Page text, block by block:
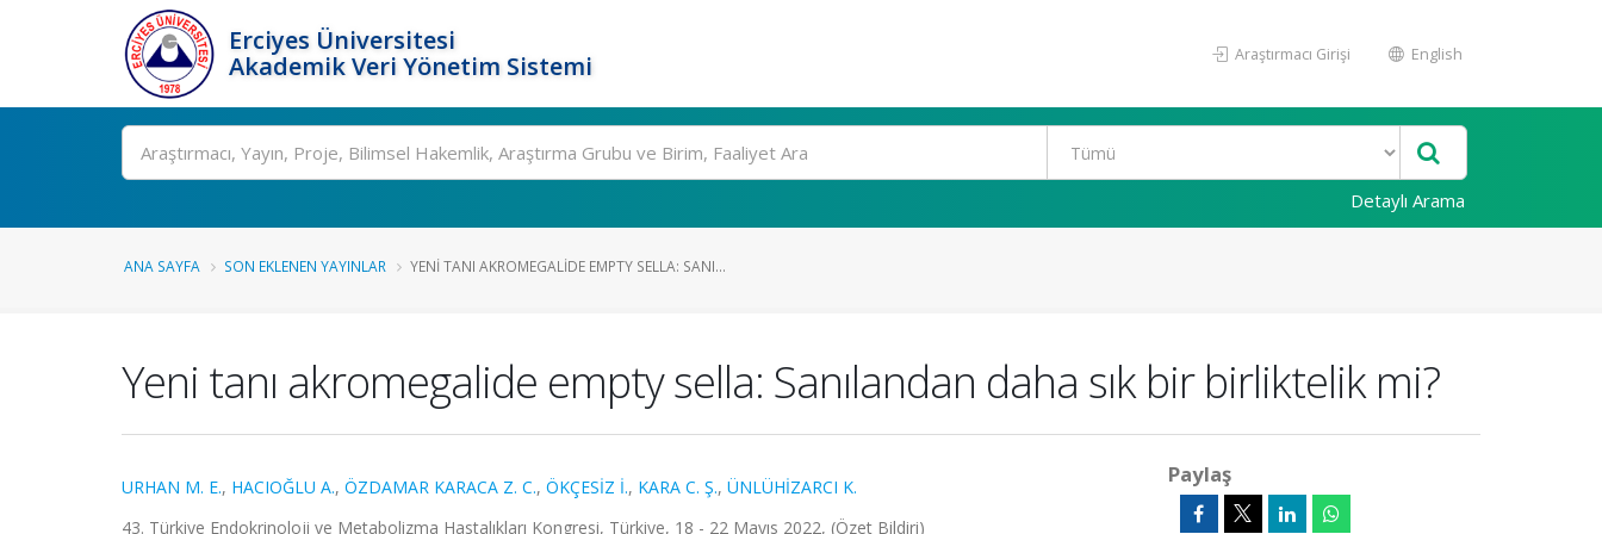
Erciyes Üniversitesi
Akademik Veri Yönetim Sistemi
Araştırmacı Girişi English
Ara
Detaylı Arama
ANA SAYFA SON EKLENEN YAYINLAR YENI TANI AKROMEGALIDE EMPTY SELLA: SANI...
Yeni tanı akromegalide empty sella: Sanılandan daha sık bir birliktelik mi?
URHAN M. E., HACIOĞLU A., ÖZDAMAR KARACA Z. C., ÖKÇESİZ İ., KARA C. Ş., ÜNLÜHİZARCI K.
43. Türkiye Endokrinoloji ve Metabolizma Hastalıkları Kongresi, Türkiye, 18 - 22 Mayıs 2022, (Özet Bildiri)
Paylaş